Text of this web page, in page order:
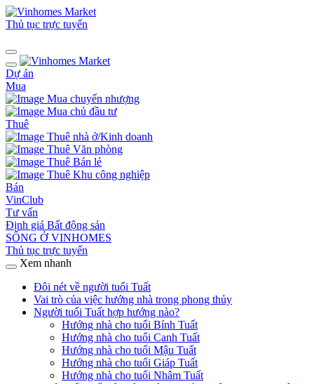
Thủ tục trực tuyến
Dự án
Mua
Mua chuyển nhượng
Mua chủ đầu tư
Thuê
Thuê nhà ở/Kinh doanh
Thuê Văn phòng
Thuê Bán lẻ
Thuê Khu công nghiệp
Bán
VinClub
Tư vấn
Định giá Bất động sản
SỐNG Ở VINHOMES
Thủ tục trực tuyến
Xem nhanh
Đôi nét về người tuổi Tuất
Vai trò của việc hướng nhà trong phong thủy
Người tuổi Tuất hợp hướng nào?
Hướng nhà cho tuổi Bính Tuất
Hướng nhà cho tuổi Canh Tuất
Hướng nhà cho tuổi Mậu Tuất
Hướng nhà cho tuổi Giáp Tuất
Hướng nhà cho tuổi Nhâm Tuất